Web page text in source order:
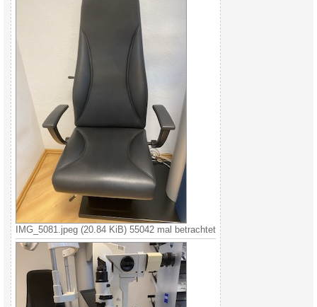
IMG_5081.jpeg (20.84 KiB) 55042 mal betrachtet